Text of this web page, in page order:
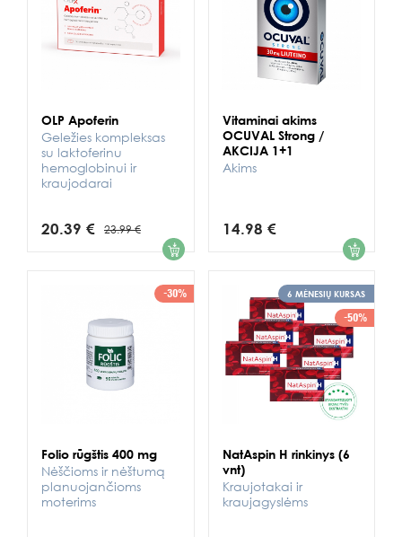
OLP Apoferin
Geležies kompleksas
su laktoferinu
hemoglobinui ir
kraujodarai
20.39 € 23.99 € 1
Vitaminai akims
OCUVAL Strong /
AKCIJA 1+1
Akims
14.98 € 1
-30%
Folio rūgštis 400 mg
Nėščioms ir nėštumą
planuojančioms
moterims
6 MĖNESIŲ KURSAS
-50%
NatAspin H rinkinys (6
vnt)
Kraujotakai ir
kraujagyslėms